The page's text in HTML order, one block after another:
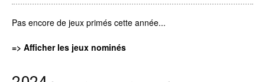
Pas encore de jeux primés cette année...
=> Afficher les jeux nominés